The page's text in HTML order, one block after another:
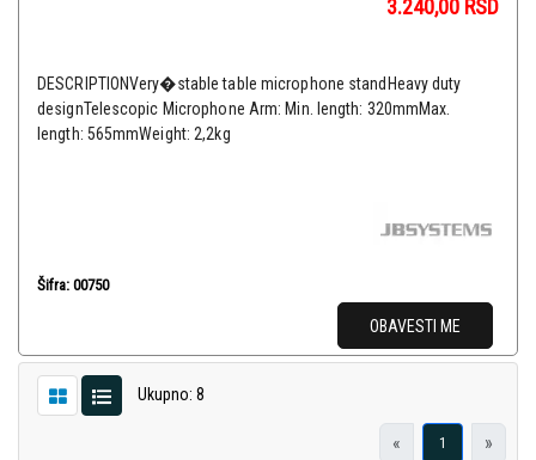
3.240,00 RSD
DESCRIPTIONVery�stable table microphone standHeavy duty
designTelescopic Microphone Arm: Min. length: 320mmMax.
length: 565mmWeight: 2,2kg
Šifra: 00750
OBAVESTI ME
Ukupno: 8
« 1 »